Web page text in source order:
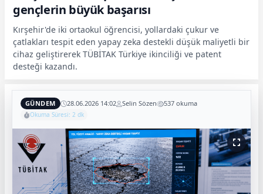
gençlerin büyük başarısı
Kırşehir'de iki ortaokul öğrencisi, yollardaki çukur ve
çatlakları tespit eden yapay zeka destekli düşük maliyetli bir
cihaz geliştirerek TÜBİTAK Türkiye ikinciliği ve patent
desteği kazandı.
GÜNDEM 28.06.2026 14:02 Selin Sözen 537 okuma
Okuma Süresi: 2 dk